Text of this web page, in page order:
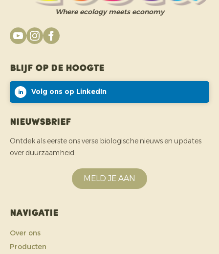
Where ecology meets economy
Blijf op de hoogte
Volg ons op LinkedIn
Nieuwsbrief
Ontdek als eerste ons verse biologische nieuws en updates
over duurzaamheid.
MELD JE AAN
Navigatie
Over ons
Producten